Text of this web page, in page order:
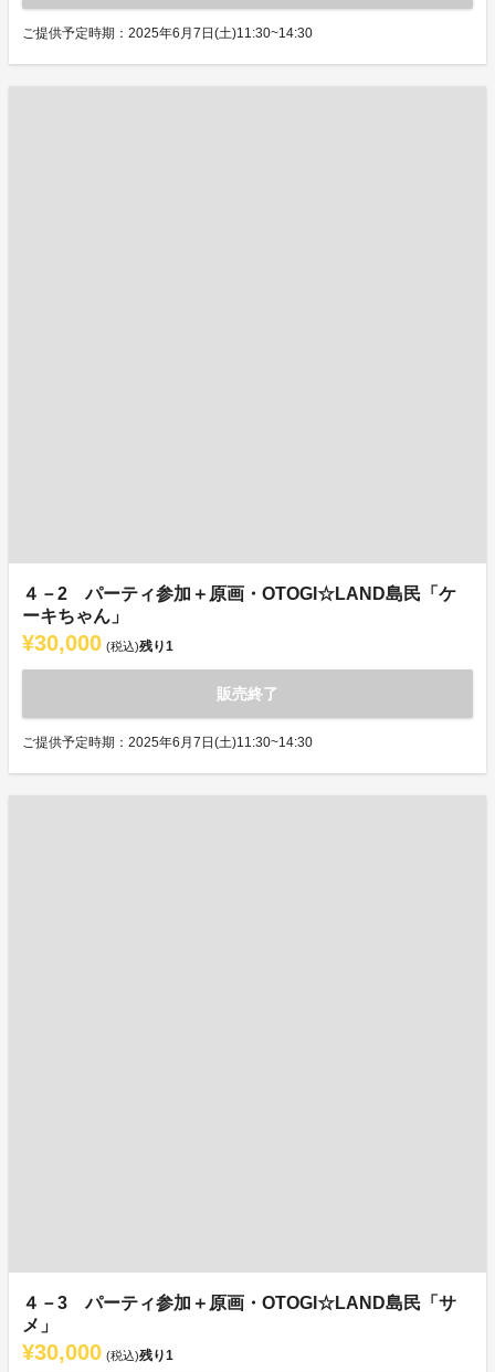
ご提供予定時期：2025年6月7日(土)11:30~14:30
４－2 パーティ参加＋原画・OTOGI☆LAND島民「ケ
ーキちゃん」
¥30,000 (税込)残り1
販売終了
ご提供予定時期：2025年6月7日(土)11:30~14:30
４－3 パーティ参加＋原画・OTOGI☆LAND島民「サ
メ」
¥30,000 (税込)残り1